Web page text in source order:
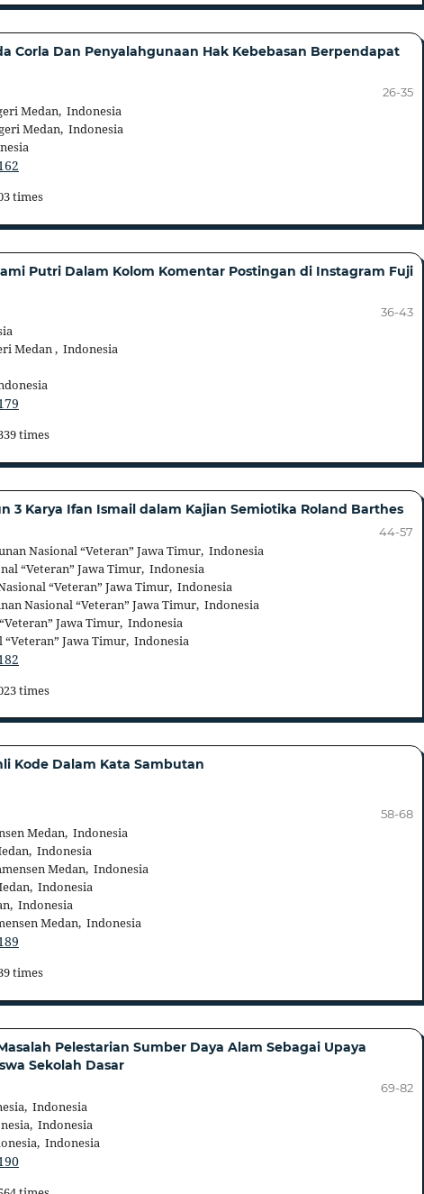
Corla Dan Penyalahgunaan Hak Kebebasan Berpendapat
Medan, Indonesia
Medan, Indonesia
26-35
times
Putri Dalam Kolom Komentar Postingan di Instagram Fuji
Medan , Indonesia
36-43
times
3 Karya Ifan Ismail dalam Kajian Semiotika Roland Barthes
Nasional “Veteran” Jawa Timur, Indonesia
“Veteran” Jawa Timur, Indonesia
“Veteran” Jawa Timur, Indonesia
Nasional “Veteran” Jawa Timur, Indonesia
Jawa Timur, Indonesia
Jawa Timur, Indonesia
44-57
times
Kode Dalam Kata Sambutan
Medan, Indonesia
Indonesia
Medan, Indonesia
Indonesia
Indonesia
Medan, Indonesia
58-68
times
Pelestarian Sumber Daya Alam Sebagai Upaya
Sekolah Dasar
Indonesia
Indonesia
Indonesia
69-82